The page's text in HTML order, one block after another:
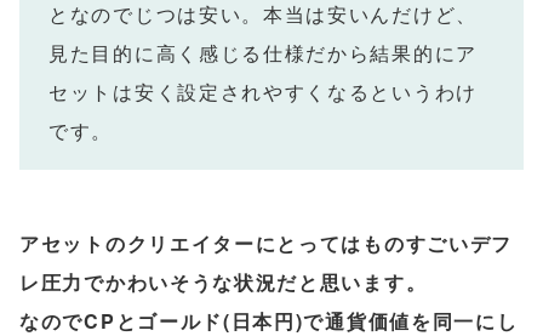
となのでじつは安い。本当は安いんだけど、
見た目的に高く感じる仕様だから結果的にア
セットは安く設定されやすくなるというわけ
です。
アセットのクリエイターにとってはものすごいデフ
レ圧力でかわいそうな状況だと思います。
なのでCPとゴールド(日本円)で通貨価値を同一にし